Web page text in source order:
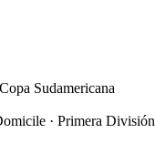
Sudamericana
· Primera División